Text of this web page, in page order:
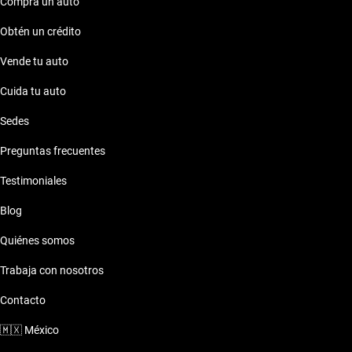
Obtén un crédito
Vende tu auto
Cuida tu auto
Sedes
Preguntas frecuentes
Testimoniales
Blog
Quiénes somos
Trabaja con nosotros
Contacto
🇲🇽 México